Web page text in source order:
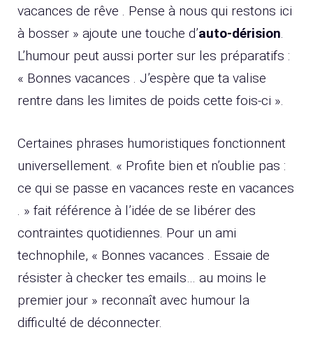
vacances de rêve . Pense à nous qui restons ici
à bosser » ajoute une touche d’auto-dérision.
L’humour peut aussi porter sur les préparatifs :
« Bonnes vacances . J’espère que ta valise
rentre dans les limites de poids cette fois-ci ».
Certaines phrases humoristiques fonctionnent
universellement. « Profite bien et n’oublie pas :
ce qui se passe en vacances reste en vacances
. » fait référence à l’idée de se libérer des
contraintes quotidiennes. Pour un ami
technophile, « Bonnes vacances . Essaie de
résister à checker tes emails… au moins le
premier jour » reconnaît avec humour la
difficulté de déconnecter.